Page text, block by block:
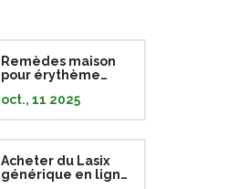
Remèdes maison
pour érythème
sûres et efficaces
oct., 11 2025
Acheter du Lasix
générique en ligne